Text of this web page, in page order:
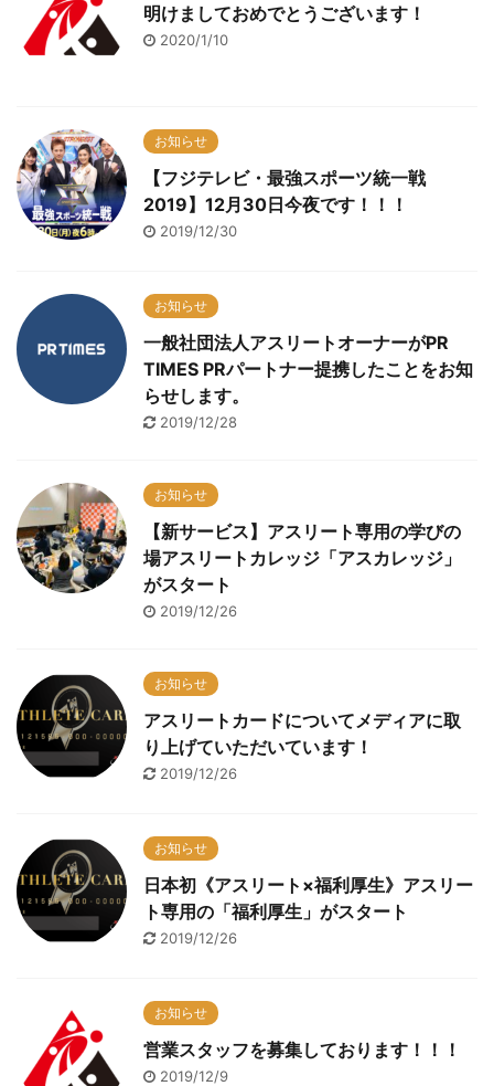
明けましておめでとうございます！
2020/1/10
お知らせ
【フジテレビ・最強スポーツ統一戦
2019】12月30日今夜です！！！
2019/12/30
お知らせ
一般社団法人アスリートオーナーがPR
TIMES PRパートナー提携したことをお知
らせします。
2019/12/28
お知らせ
【新サービス】アスリート専用の学びの
場アスリートカレッジ「アスカレッジ」
がスタート
2019/12/26
お知らせ
アスリートカードについてメディアに取
り上げていただいています！
2019/12/26
お知らせ
日本初《アスリート×福利厚生》アスリー
ト専用の「福利厚生」がスタート
2019/12/26
お知らせ
営業スタッフを募集しております！！！
2019/12/9